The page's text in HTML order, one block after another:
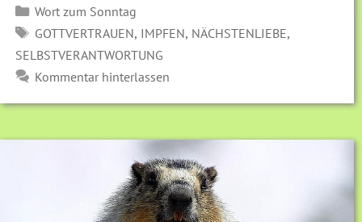
Kategorien
Wort zum Sonntag
SCHLAGWÖRTER
GOTTVERTRAUEN, IMPFEN, NÄCHSTENLIEBE,
SELBSTVERANTWORTUNG
Kommentar hinterlassen